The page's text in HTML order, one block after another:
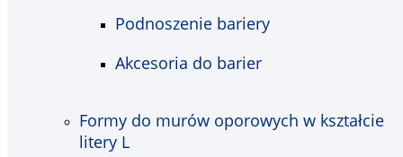
Podnoszenie bariery
Akcesoria do barier
Formy do murów oporowych w kształcie
litery L